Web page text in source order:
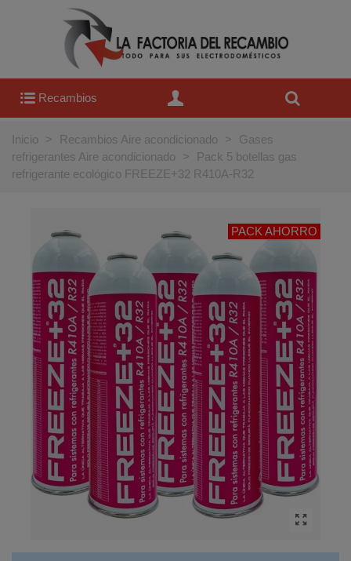
Recambios
Inicio > Recambios Aire acondicionado >
Gases
refrigerantes Aire acondicionado
>
Pack 5 botellas gas
refrigerante ecológico FREEZE+32 R410A-R32
PACK AHORRO